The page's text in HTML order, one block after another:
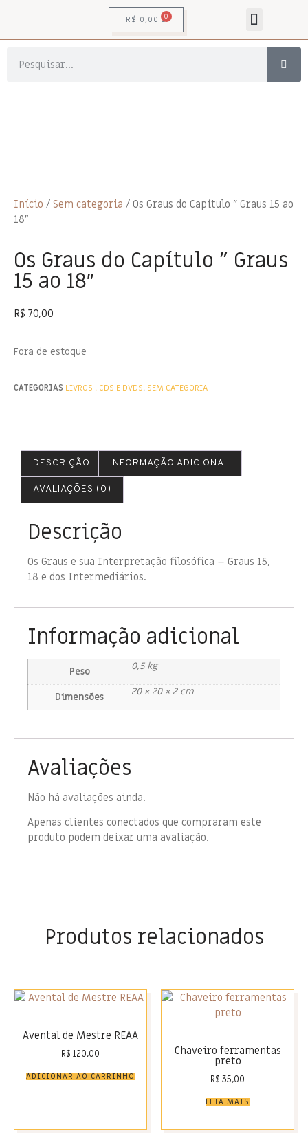
R$ 0,00 0
Início / Sem categoria / Os Graus do Capítulo ” Graus 15 ao
18″
Os Graus do Capítulo ” Graus
15 ao 18″
R$ 70,00
Fora de estoque
CATEGORIAS LIVROS , CDS E DVDS, SEM CATEGORIA
DESCRIÇÃO INFORMAÇÃO ADICIONAL
AVALIAÇÕES (0)
Descrição
Os Graus e sua Interpretação filosófica – Graus 15,
18 e dos Intermediários.
Informação adicional
Peso 0,5 kg
Dimensões 20 × 20 × 2 cm
Avaliações
Não há avaliações ainda.
Apenas clientes conectados que compraram este
produto podem deixar uma avaliação.
Produtos relacionados
Avental de Mestre REAA
R$ 120,00
ADICIONAR AO CARRINHO
Chaveiro ferramentas
preto
R$ 35,00
LEIA MAIS